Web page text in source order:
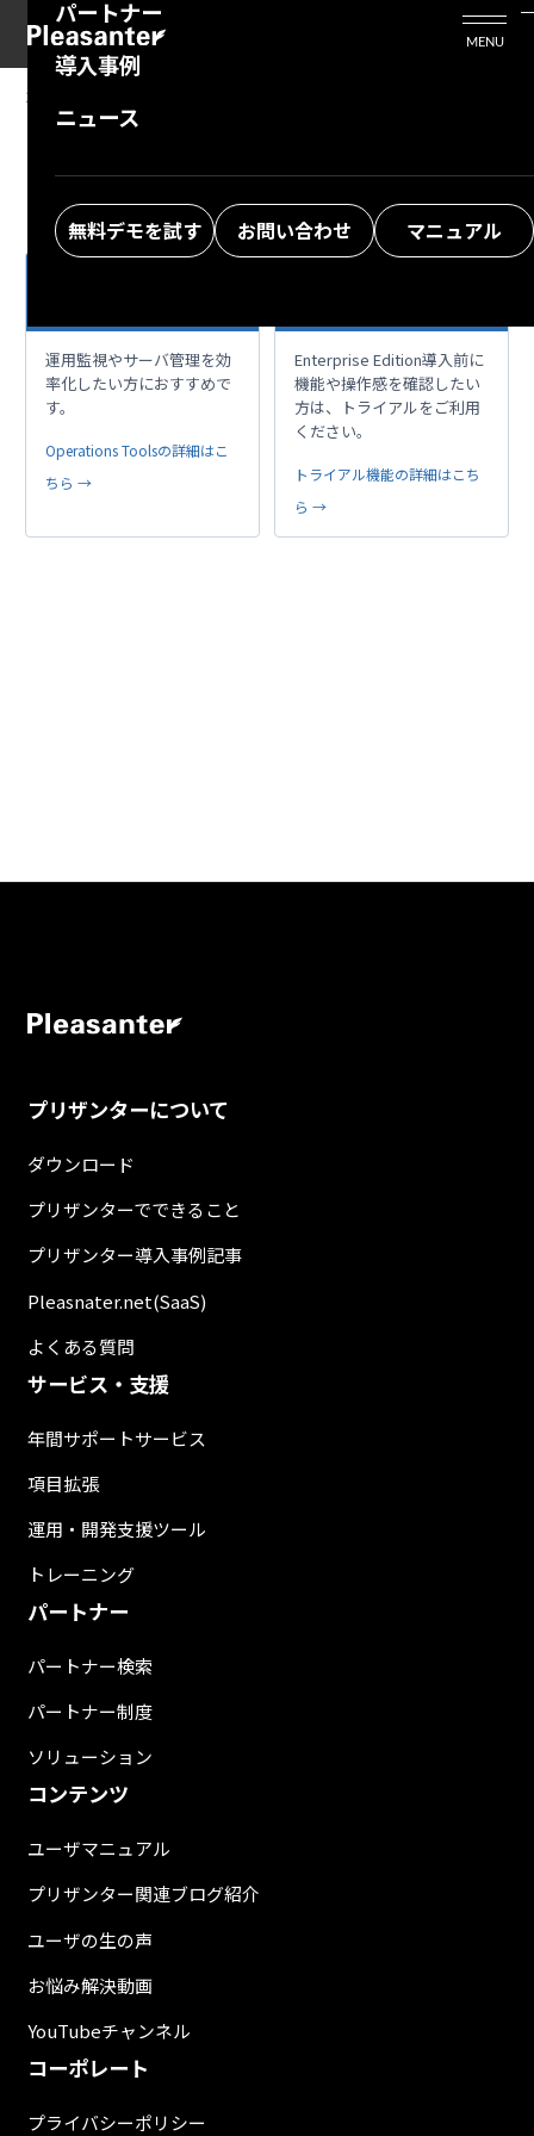
活用シーン
Enterprise Edition
パートナー
プリザンタービジネスを検討中の方
導入事例
ニュース
無料デモを試す お問い合わせ マニュアル
MENU
2025/01/30
FAQ：オリジナルのテンプレートを追加したい
運用監視やサーバ管理を効
率化したい方におすすめで
す。
Operations Toolsの詳細はこ
ちら →
Enterprise Edition導入前に
機能や操作感を確認したい
方は、トライアルをご利用
ください。
トライアル機能の詳細はこち
ら →
プリザンターについて
ダウンロード
プリザンターでできること
プリザンター導入事例記事
Pleasnater.net(SaaS)
よくある質問
サービス・支援
年間サポートサービス
項目拡張
運用・開発支援ツール
トレーニング
パートナー
パートナー検索
パートナー制度
ソリューション
コンテンツ
ユーザマニュアル
プリザンター関連ブログ紹介
ユーザの生の声
お悩み解決動画
YouTubeチャンネル
コーポレート
プライバシーポリシー